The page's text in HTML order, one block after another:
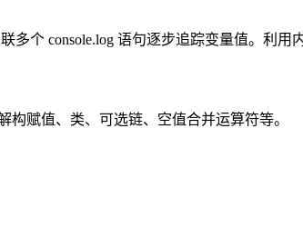
多个 console.log 语句逐步追踪变量值。利用
构赋值、类、可选链、空值合并运算符等。